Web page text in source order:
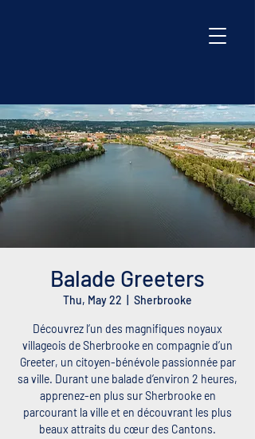
Balade Greeters
Thu, May 22 Sherbrooke
Découvrez l’un des magnifiques noyaux
villageois de Sherbrooke en compagnie d’un
Greeter, un citoyen-bénévole passionnée par
sa ville. Durant une balade d’environ 2 heures,
apprenez-en plus sur Sherbrooke en
parcourant la ville et en découvrant les plus
beaux attraits du cœur des Cantons.